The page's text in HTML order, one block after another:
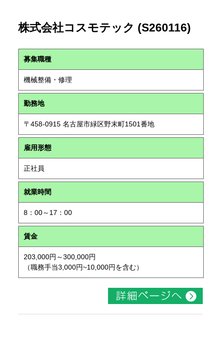
株式会社コスモテック (S260116)
募集職種
機械整備・修理
勤務地
〒458-0915 名古屋市緑区野末町1501番地
雇用形態
正社員
就業時間
8：00～17：00
賃金
203,000円～300,000円
（職務手当3,000円~10,000円を含む）